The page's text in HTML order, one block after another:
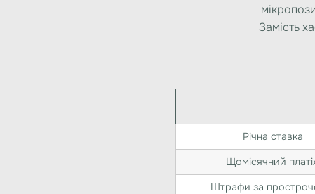
Замість
Річна ставка
Щомісячний
Штрафи за